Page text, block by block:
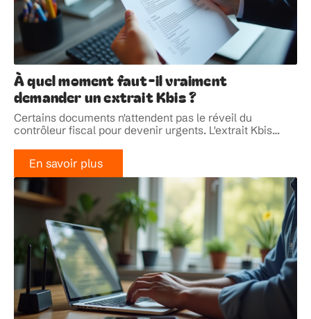
À quel moment faut-il vraiment
demander un extrait Kbis ?
Certains documents n'attendent pas le réveil du
contrôleur fiscal pour devenir urgents. L'extrait Kbis…
En savoir plus